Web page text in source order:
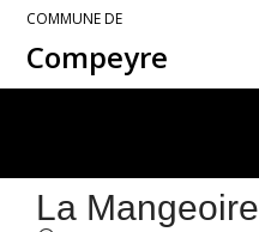
COMMUNE DE
Compeyre
La Mangeoire